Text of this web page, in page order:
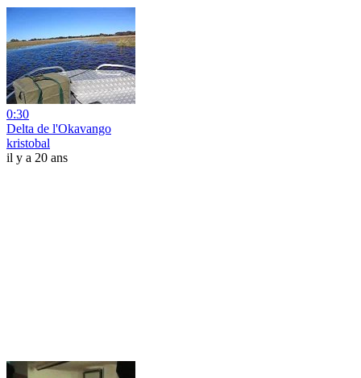
0:30
Delta de l'Okavango
kristobal
il y a 20 ans